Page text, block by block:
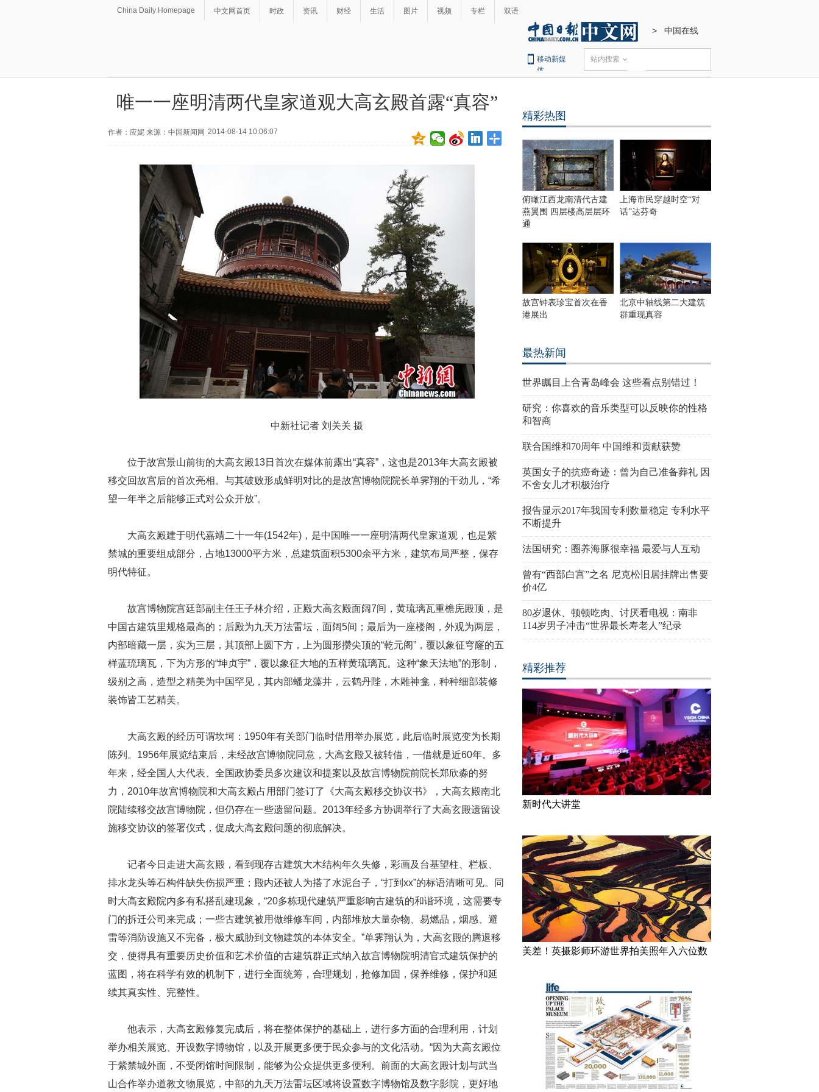
China Daily Homepage 中文网首页 时政 资讯 财经 生活 图片 视频 专栏 双语
> 中国在线
移动新媒
体
站内搜索
唯一一座明清两代皇家道观大高玄殿首露“真容”
作者：应妮 来源：中国新闻网 2014-08-14 10:06:07
中新社记者 刘关关 摄
位于故宫景山前街的大高玄殿13日首次在媒体前露出“真容”，这也是2013年大高玄殿被
移交回故宫后的首次亮相。与其破败形成鲜明对比的是故宫博物院院长单霁翔的干劲儿，“希
望一年半之后能够正式对公众开放”。
大高玄殿建于明代嘉靖二十一年(1542年)，是中国唯一一座明清两代皇家道观，也是紫
禁城的重要组成部分，占地13000平方米，总建筑面积5300余平方米，建筑布局严整，保存
明代特征。
故宫博物院宫廷部副主任王子林介绍，正殿大高玄殿面阔7间，黄琉璃瓦重檐庑殿顶，是
中国古建筑里规格最高的；后殿为九天万法雷坛，面阔5间；最后为一座楼阁，外观为两层，
内部暗藏一层，实为三层，其顶部上圆下方，上为圆形攒尖顶的“乾元阁”，覆以象征穹窿的五
样蓝琉璃瓦，下为方形的“坤贞宇”，覆以象征大地的五样黄琉璃瓦。这种“象天法地”的形制，
级别之高，造型之精美为中国罕见，其内部蟠龙藻井，云鹤丹陛，木雕神龛，种种细部装修
装饰皆工艺精美。
大高玄殿的经历可谓坎坷：1950年有关部门临时借用举办展览，此后临时展览变为长期
陈列。1956年展览结束后，未经故宫博物院同意，大高玄殿又被转借，一借就是近60年。多
年来，经全国人大代表、全国政协委员多次建议和提案以及故宫博物院前院长郑欣淼的努
力，2010年故宫博物院和大高玄殿占用部门签订了《大高玄殿移交协议书》，大高玄殿南北
院陆续移交故宫博物院，但仍存在一些遗留问题。2013年经多方协调举行了大高玄殿遗留设
施移交协议的签署仪式，促成大高玄殿问题的彻底解决。
记者今日走进大高玄殿，看到现存古建筑大木结构年久失修，彩画及台基望柱、栏板、
排水龙头等石构件缺失伤损严重；殿内还被人为搭了水泥台子，“打到xx”的标语清晰可见。同
时大高玄殿院内多有私搭乱建现象，“20多栋现代建筑严重影响古建筑的和谐环境，这需要专
门的拆迁公司来完成；一些古建筑被用做维修车间，内部堆放大量杂物、易燃品，烟感、避
雷等消防设施又不完备，极大威胁到文物建筑的本体安全。”单霁翔认为，大高玄殿的腾退移
交，使得具有重要历史价值和艺术价值的古建筑群正式纳入故宫博物院明清官式建筑保护的
蓝图，将在科学有效的机制下，进行全面统筹，合理规划，抢修加固，保养维修，保护和延
续其真实性、完整性。
他表示，大高玄殿修复完成后，将在整体保护的基础上，进行多方面的合理利用，计划
举办相关展览、开设数字博物馆，以及开展更多便于民众参与的文化活动。“因为大高玄殿位
于紫禁城外面，不受闭馆时间限制，能够为公众提供更多便利。前面的大高玄殿计划与武当
山合作举办道教文物展览，中部的九天万法雷坛区域将设置数字博物馆及数字影院，更好地
精彩热图
俯瞰江西龙南清代古建
燕翼围 四层楼高层层环
通
上海市民穿越时空“对
话”达芬奇
故宫钟表珍宝首次在香
港展出
北京中轴线第二大建筑
群重现真容
最热新闻
世界瞩目上合青岛峰会 这些看点别错过！
研究：你喜欢的音乐类型可以反映你的性格
和智商
联合国维和70周年 中国维和贡献获赞
英国女子的抗癌奇迹：曾为自己准备葬礼 因
不舍女儿才积极治疗
报告显示2017年我国专利数量稳定 专利水平
不断提升
法国研究：圈养海豚很幸福 最爱与人互动
曾有“西部白宫”之名 尼克松旧居挂牌出售要
价4亿
80岁退休、顿顿吃肉、讨厌看电视：南非
114岁男子冲击“世界最长寿老人”纪录
精彩推荐
新时代大讲堂
美差！英摄影师环游世界拍美照年入六位数